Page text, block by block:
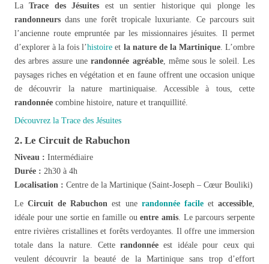
LaTrace des Jésuites est un sentier historique qui plonge les
randonneurs dans une forêt tropicale luxuriante. Ce parcours suit
l’ancienne route empruntée par les missionnaires jésuites. Il permet
d’explorer à la fois l’histoire et la nature de la Martinique. L’ombre
des arbres assure unerandonnée agréable, même sous le soleil. Les
paysages riches en végétation et en faune offrent une occasion unique
de découvrir la nature martiniquaise. Accessible à tous, cette
randonnée combine histoire, nature et tranquillité.
Découvrez la Trace des Jésuites
2. Le Circuit de Rabuchon
Niveau : Intermédiaire
Durée : 2h30 à 4h
Localisation : Centre de la Martinique (Saint-Joseph – Cœur Bouliki)
LeCircuit de Rabuchon est une randonnée facileetaccessible
idéale pour une sortie en famille ouentre amis . Le parcours serpente
entre rivières cristallines et forêts verdoyantes. Il offre une immersion
totale dans la nature. Cette randonnée est idéale pour ceux qui
veulent découvrir la beauté de la Martinique sans trop d’effort